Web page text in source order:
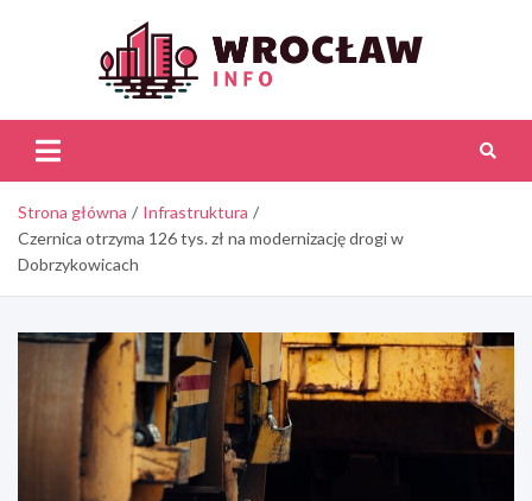
Strona główna
Infrastruktura
Czernica otrzyma 126 tys. zł na modernizację drogi w
Dobrzykowicach